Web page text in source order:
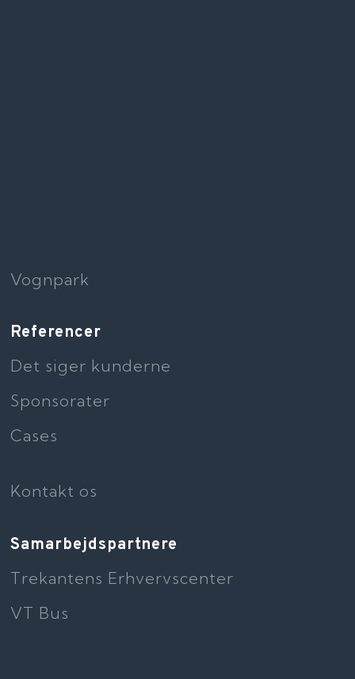
Vognpark​
Referencer
Det siger kunderne
Sponsorater
Cases
Kontakt os
Samarbejdspartnere
Trekantens Erhvervscenter
VT Bus